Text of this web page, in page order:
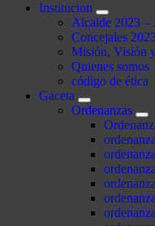
Institucion
Alcalde 2023 –
Concejales
Misión, Visión
Quienes somos
código de ética
Gaceta
Ordenanzas